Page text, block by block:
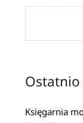
Księgarnia